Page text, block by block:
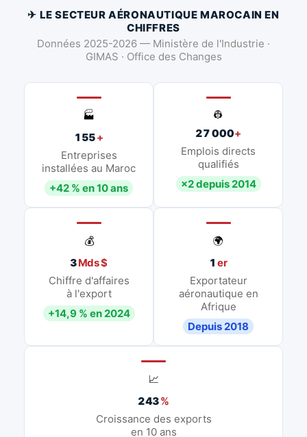
✈ LE SECTEUR AÉRONAUTIQUE MAROCAIN EN
CHIFFRES
Données 2025-2026 — Ministère de l'Industrie ·
GIMAS · Office des Changes
🏭
155+
Entreprises
installées au Maroc
+42 % en 10 ans
👷
27 000+
Emplois directs
qualifiés
×2 depuis 2014
💰
3Mds $
Chiffre d'affaires
à l'export
+14,9 % en 2024
🌍
1 er
Exportateur
aéronautique en
Afrique
Depuis 2018
📈
243%
Croissance des exports
en 10 ans